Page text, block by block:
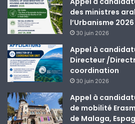
des ministres
l’Urbanisme 2026
30 juin 2026
Appel à
Directeur /
coordination
30 juin 2026
Appel à
de mobilité
de Malaga,